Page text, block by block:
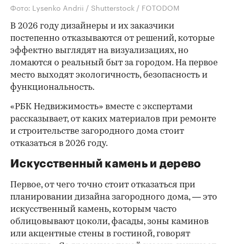
Фото: Lysenko Andrii / Shutterstock / FOTODOM
В 2026 году дизайнеры и их заказчики
постепенно отказываются от решений, которые
эффектно выглядят на визуализациях, но
ломаются о реальный быт за городом. На первое
место выходят экологичность, безопасность и
функциональность.
«РБК Недвижимость» вместе с экспертами
рассказывает, от каких материалов при ремонте
и строительстве загородного дома стоит
отказаться в 2026 году.
Искусственный камень и дерево
Первое, от чего точно стоит отказаться при
планировании дизайна загородного дома, — это
искусственный камень, которым часто
облицовывают цоколи, фасады, зоны каминов
или акцентные стены в гостиной, говорят